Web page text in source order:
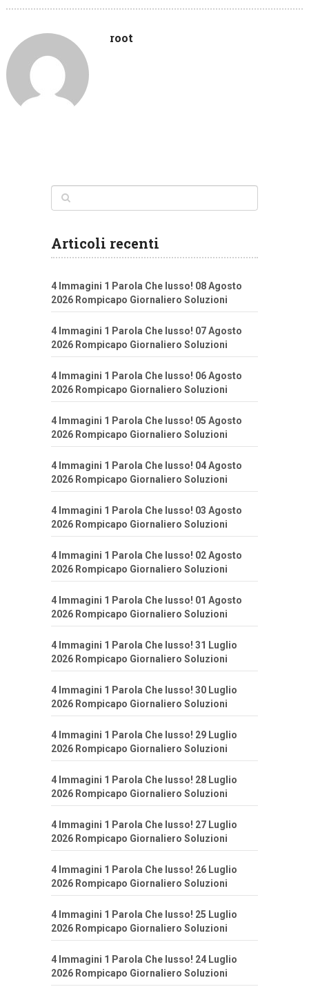
root
Articoli recenti
4 Immagini 1 Parola Che lusso! 08 Agosto
2026 Rompicapo Giornaliero Soluzioni
4 Immagini 1 Parola Che lusso! 07 Agosto
2026 Rompicapo Giornaliero Soluzioni
4 Immagini 1 Parola Che lusso! 06 Agosto
2026 Rompicapo Giornaliero Soluzioni
4 Immagini 1 Parola Che lusso! 05 Agosto
2026 Rompicapo Giornaliero Soluzioni
4 Immagini 1 Parola Che lusso! 04 Agosto
2026 Rompicapo Giornaliero Soluzioni
4 Immagini 1 Parola Che lusso! 03 Agosto
2026 Rompicapo Giornaliero Soluzioni
4 Immagini 1 Parola Che lusso! 02 Agosto
2026 Rompicapo Giornaliero Soluzioni
4 Immagini 1 Parola Che lusso! 01 Agosto
2026 Rompicapo Giornaliero Soluzioni
4 Immagini 1 Parola Che lusso! 31 Luglio
2026 Rompicapo Giornaliero Soluzioni
4 Immagini 1 Parola Che lusso! 30 Luglio
2026 Rompicapo Giornaliero Soluzioni
4 Immagini 1 Parola Che lusso! 29 Luglio
2026 Rompicapo Giornaliero Soluzioni
4 Immagini 1 Parola Che lusso! 28 Luglio
2026 Rompicapo Giornaliero Soluzioni
4 Immagini 1 Parola Che lusso! 27 Luglio
2026 Rompicapo Giornaliero Soluzioni
4 Immagini 1 Parola Che lusso! 26 Luglio
2026 Rompicapo Giornaliero Soluzioni
4 Immagini 1 Parola Che lusso! 25 Luglio
2026 Rompicapo Giornaliero Soluzioni
4 Immagini 1 Parola Che lusso! 24 Luglio
2026 Rompicapo Giornaliero Soluzioni